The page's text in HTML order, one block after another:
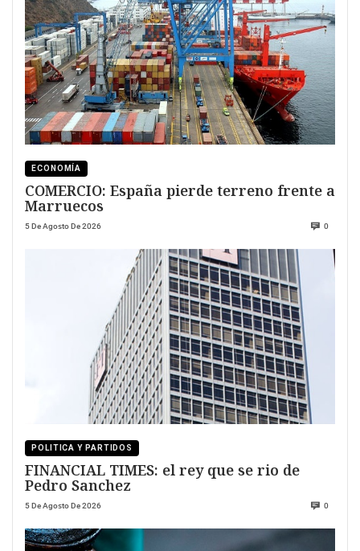
ECONOMÍA
COMERCIO: España pierde terreno frente a
Marruecos
5 De Agosto De 2026 0
POLITICA Y PARTIDOS
FINANCIAL TIMES: el rey que se rio de
Pedro Sanchez
5 De Agosto De 2026 0